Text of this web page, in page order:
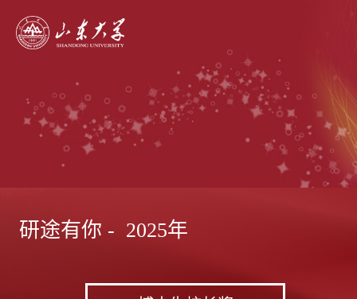
研途有你 - 2025年